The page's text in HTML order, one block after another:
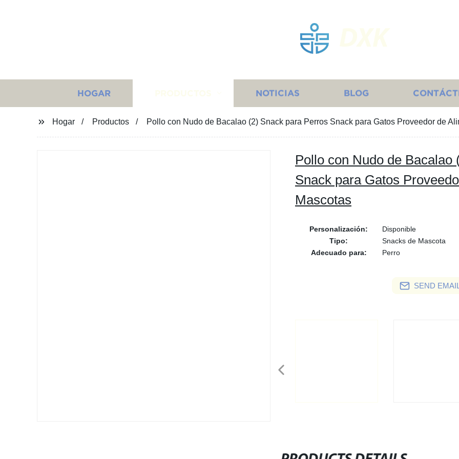
HOGAR NOTICIAS BLOG
Hogar Productos Pollo con Nudo de Bacalao (2) Snack para Perros Snack para Gatos Proveedor de
Pollo con Nudo de Bacalao
Snack para Gatos
Mascotas
Personalización:
Disponible
Tipo:
Snacks de Mascota
Adecuado para:
Perro
SEND